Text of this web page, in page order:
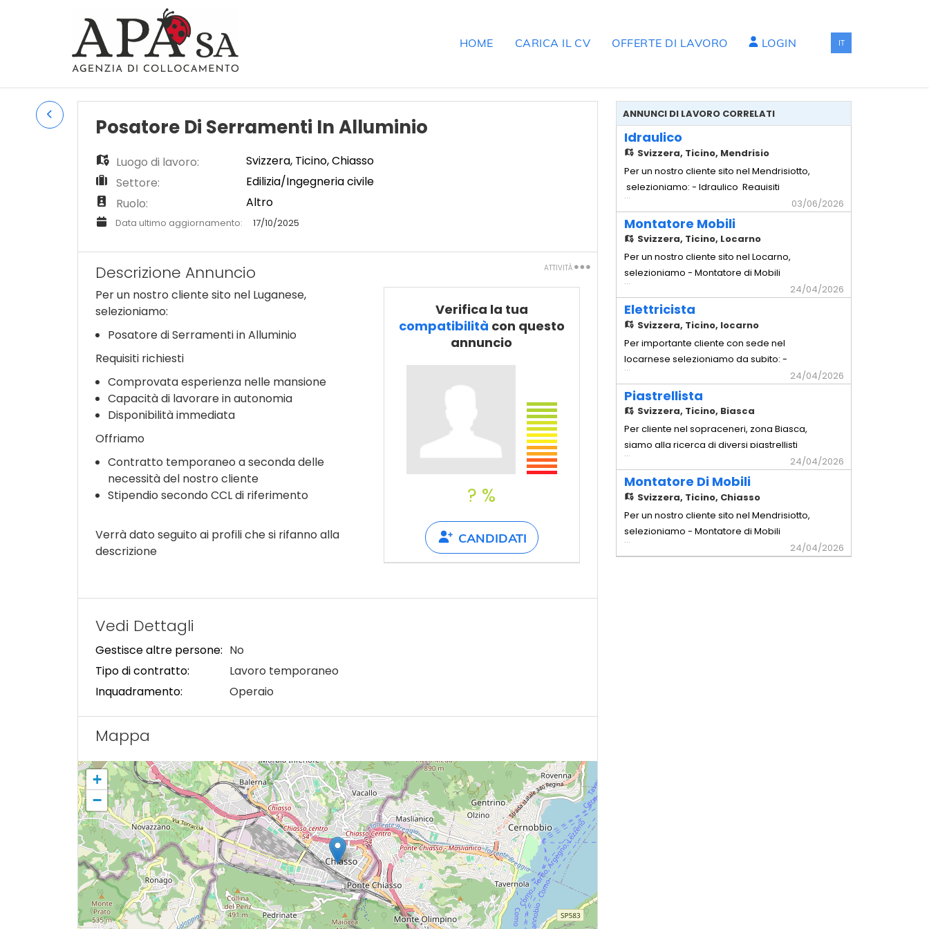
HOME CARICA IL CV OFFERTE DI LAVORO LOGIN IT
Posatore Di Serramenti In Alluminio
Luogo di lavoro: Svizzera, Ticino,Chiasso
Settore:
Edilizia/Ingegneria civile
Ruolo:
Altro
Data ultimo aggiornamento: 17/10/2025
ATTIVITÀ
Stampa
Dillo a un
amico
Descrizione Annuncio
Verifica la tua
compatibilità con questo
annuncio
? %
CANDIDATI
Per un nostro cliente sito nel Luganese,
selezioniamo:
Posatore di Serramenti in Alluminio
Requisiti richiesti
Comprovata esperienza nelle mansione
Capacità di lavorare in autonomia
Disponibilità immediata
Offriamo
Contratto temporaneo a seconda delle
necessità del nostro cliente
Stipendio secondo CCL di riferimento
Verrà dato seguito ai profili che si rifanno alla
descrizione
Vedi Dettagli
Gestisce altre persone: No
Tipo di contratto:
Lavoro temporaneo
Inquadramento:
Operaio
Mappa
+
−
ANNUNCI DI LAVORO CORRELATI
Idraulico
Svizzera, Ticino, Mendrisio
Per un nostro cliente sito nel Mendrisiotto,
selezioniamo: - Idraulico Requisiti
richiesti - Comprovata esperienza in
cantiere - Impianti sottomuro - Solette -
Capacità di lavorare in autonomia -
rinnovo - Stipendio secondo
...
03/06/2026
Montatore Mobili
Svizzera, Ticino, Locarno
Per un nostro cliente sito nel Locarno,
selezioniamo - Montatore di Mobili
Requisiti richiesti - Comprovata
esperienza pluriennale nella mansione -
Comprovata capacità a lavorare in
dell'attrezzatura di base - Disponibilità a
lavorare in Trasferta in Svizzera Interna
Offr
...
24/04/2026
Elettricista
Svizzera, Ticino, locarno
Per importante cliente con sede nel
locarnese selezioniamo da subito: -
Elettricista Mansioni - Installazione e
manutenzione di impianti elettrici civili e
industriali - Cablaggio e montaggio di
componenti - Posa di cavi, canaline e
tubazioni elettriche
...
24/04/2026
Piastrellista
Svizzera, Ticino, Biasca
Per cliente nel sopraceneri, zona Biasca,
siamo alla ricerca di diversi piastrellisti
con comprovata esperienza si lavorerà
su strutture di privati ed industriali
attrezzatura propria richiesta (esclusa la
...
24/04/2026
Montatore Di Mobili
Svizzera, Ticino, Chiasso
Per un nostro cliente sito nel Mendrisiotto,
selezioniamo - Montatore di Mobili
Requisiti richiesti - Comprovata
...
24/04/2026